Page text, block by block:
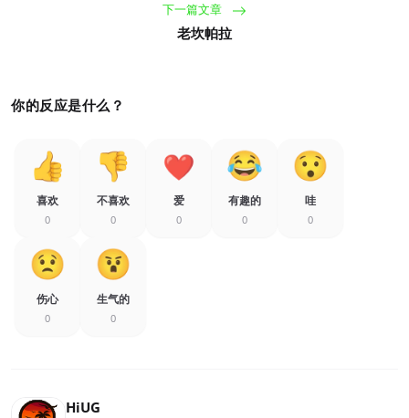
下一篇文章
老坎帕拉
你的反应是什么？
喜欢
0
不喜欢
0
爱
0
有趣的
0
哇
0
伤心
0
生气的
0
HiUG